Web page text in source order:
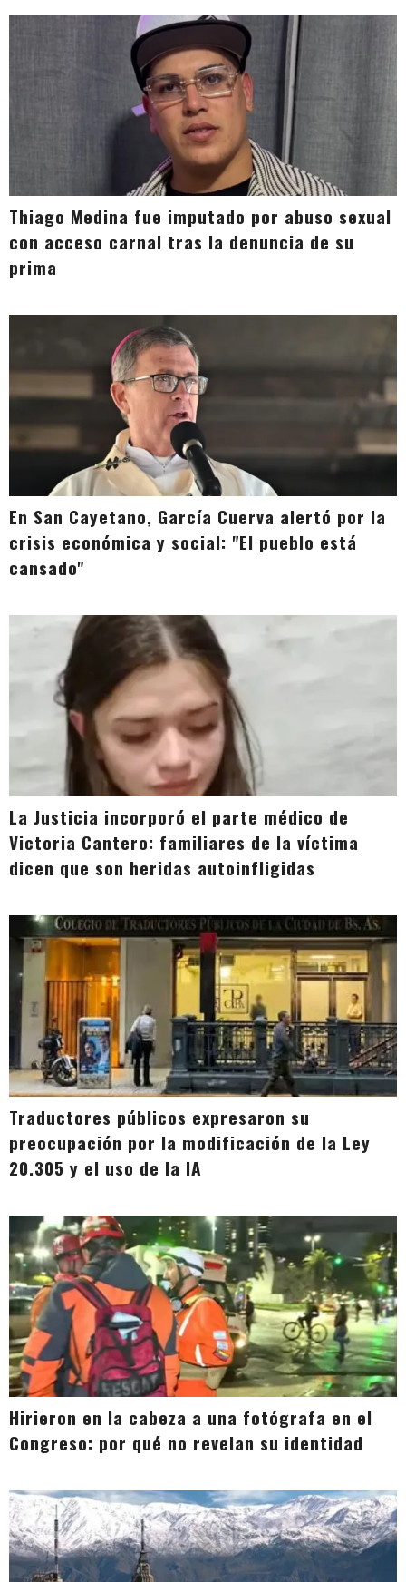
Thiago Medina fue imputado por abuso sexual
con acceso carnal tras la denuncia de su
prima
En San Cayetano, García Cuerva alertó por la
crisis económica y social: "El pueblo está
cansado"
La Justicia incorporó el parte médico de
Victoria Cantero: familiares de la víctima
dicen que son heridas autoinfligidas
Traductores públicos expresaron su
preocupación por la modificación de la Ley
20.305 y el uso de la IA
Hirieron en la cabeza a una fotógrafa en el
Congreso: por qué no revelan su identidad